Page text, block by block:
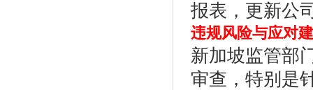
报表，更新公
违规风险与应对
新加坡监管部
审查，特别是